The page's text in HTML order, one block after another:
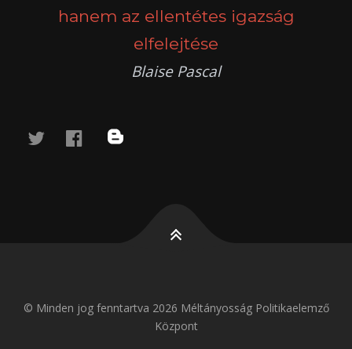
hanem az ellentétes igazság
elfelejtése
Blaise Pascal
twitterfacebook
blog
© Minden jog fenntartva 2026 Méltányosság Politikaelemző
Központ